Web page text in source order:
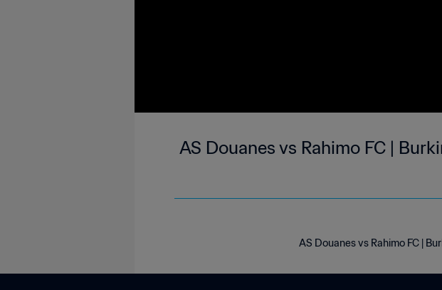
AS Douanes vs Rahimo FC |
AS Douanes vs Rahimo FC |